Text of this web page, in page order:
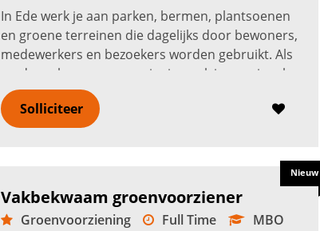
In Ede werk je aan parken, bermen, plantsoenen
en groene terreinen die dagelijks door bewoners,
medewerkers en bezoekers worden gebruikt. Als
medewerker groenvoorziening pak je snoeiwerk,
maaien, onkruidbestrijding en pl...
Solliciteer
Vakbekwaam groenvoorziener
Groenvoorziening Full Time
MBO
Nieuw